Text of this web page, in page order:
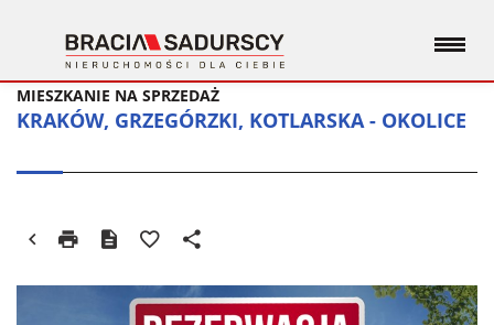
KRAKÓW, GRZEGÓRZKI, KOTLARSKA - OKOLICE
MIESZKANIE NA SPRZEDAŻ